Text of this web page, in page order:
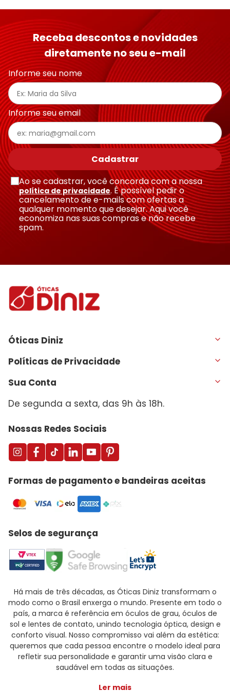
Receba descontos e novidades
diretamente no seu e-mail
Informe seu nome
Informe seu email
Cadastrar
Ao se cadastrar, você concorda com a nossa
política de privacidade. É possível pedir o
cancelamento de e-mails com ofertas a
qualquer momento que desejar. Aqui você
economiza nas suas compras e não recebe
spam.
Óticas Diniz
Políticas de Privacidade
Sua Conta
De segunda a sexta, das 9h às 18h.
Nossas Redes Sociais
Formas de pagamento e bandeiras aceitas
Selos de segurança
Há mais de três décadas, as Óticas Diniz transformam o
modo como o Brasil enxerga o mundo. Presente em todo o
país, a marca é referência em óculos de grau, óculos de
sol e lentes de contato, unindo tecnologia óptica, design e
conforto visual. Nosso compromisso vai além da estética:
queremos que cada pessoa encontre o modelo ideal para
refletir sua personalidade e garantir uma visão clara e
saudável em todas as situações.
Ler mais